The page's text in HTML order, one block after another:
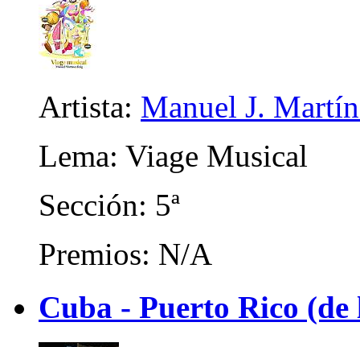
Artista: Manuel J.
Lema: Viage Musical
Sección: 5ª
Premios: N/A
Cuba - Puerto Rico